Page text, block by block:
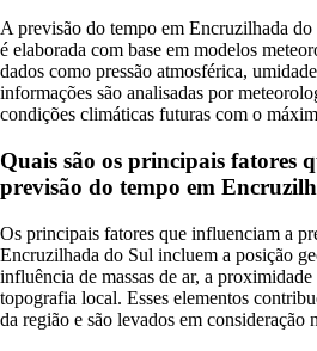
A previsão do tempo em Encruzilhada
é elaborada com base em modelos
dados como pressão atmosférica,
informações são analisadas por
condições climáticas futuras com o
Quais são os principais fatores
previsão do tempo em
Os principais fatores que influenciam a
Encruzilhada do Sul incluem a posição
influência de massas de ar, a proximidade
topografia local. Esses elementos
da região e são levados em consideração